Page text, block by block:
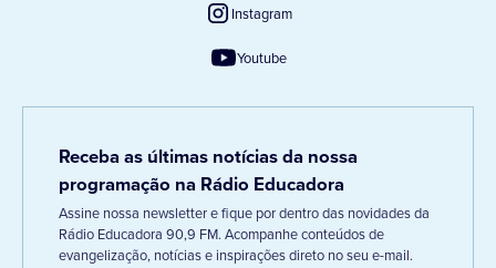
Instagram
Youtube
Receba as últimas notícias da nossa
programação na Rádio Educadora
Assine nossa newsletter e fique por dentro das novidades da
Rádio Educadora 90,9 FM. Acompanhe conteúdos de
evangelização, notícias e inspirações direto no seu e-mail.